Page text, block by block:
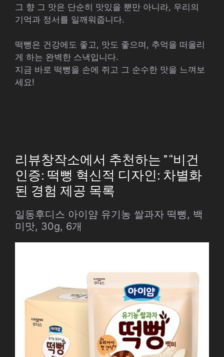
그 향 그 맛은 단순히 맛있을 뿐만 아니라, 우리의
기억과 정서를 일깨워줍니다.
떡뻥은 건강에도 좋고, 맛도 좋으며, 추억을 떠올리
게 하는 완벽한 스낵입니다.
지금 바로 떡뻥을 손에 쥐고 그 순수한 맛을 느껴보
세요!
리뷰창작소에서 추천하는 ” “비건
인증: 떡뻥 혁신적 디자인: 차별화
된 경험 제공 목록
일동후디스 아이얌 유기농 쌀과자 떡뻥, 백
미맛, 30g, 6개